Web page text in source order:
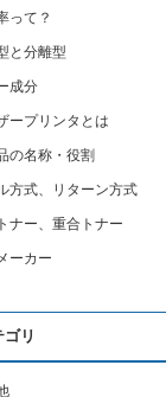
って？
と分離型
成分
ープリンタとは
の名称・役割
方式、リターン方式
ナー、重合トナー
ーカー
リ